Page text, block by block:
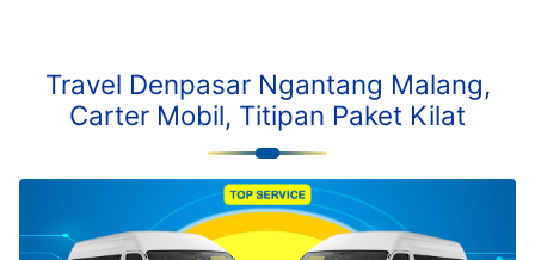
Travel Denpasar Ngantang Malang,
Carter Mobil, Titipan Paket Kilat